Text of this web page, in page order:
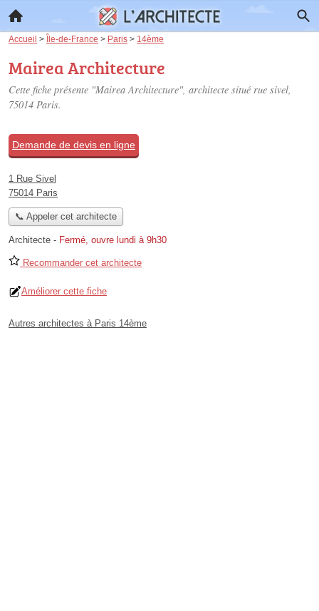
Accueil > Île-de-France > Paris > 14ème
Mairea Architecture
Cette fiche présente "Mairea Architecture", architecte situé rue sivel,
75014 Paris.
Demande de devis en ligne
1 Rue Sivel
75014 Paris
📞 Appeler cet architecte
Architecte - Fermé, ouvre lundi à 9h30
Recommander cet architecte
Améliorer cette fiche
Autres architectes à Paris 14ème